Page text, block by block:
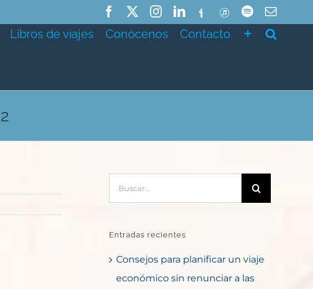
FacebookInstagramLinkedIn
IvooxITunesSpotifyCorreo
Libros de viajes Conócenos Contacto
Entradas recientes
Consejos para planificar un viaje
económico sin renunciar a las